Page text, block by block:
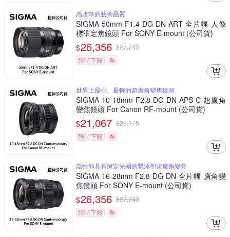
高水準的藝術品質
SIGMA 50mm F1.4 DG DN ART 全片幅 人像
標準定焦鏡頭 For SONY E-mount (公司貨)
$26,356 $27,743
限時下殺
券
世界上最小、最輕的超廣角變焦鏡頭
SIGMA 10-18mm F2.8 DC DN APS-C 超廣角
變焦鏡頭 For Canon RF-mount (公司貨)
$21,067 $22,175
限時下殺
券
高性能具有恆定光圈的緊湊型超廣角變焦
SIGMA 16-28mm F2.8 DG DN 全片幅 廣角變
焦鏡頭 For SONY E-mount (公司貨)
$26,356 $27,743
限時下殺
券